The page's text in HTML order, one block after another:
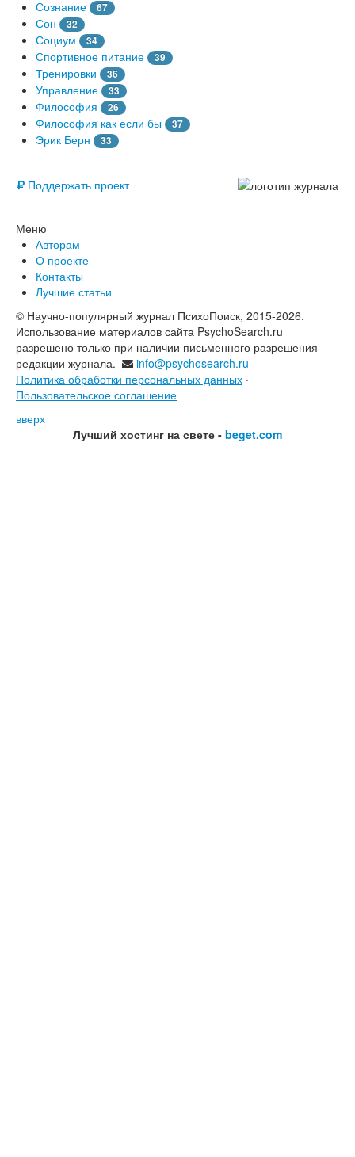
Сознание 67
Сон 32
Социум 34
Спортивное питание 39
Тренировки 36
Управление 33
Философия 26
Философия как если бы 37
Эрик Берн
33
Поддержать проект
Меню
Авторам
О проекте
Контакты
Лучшие статьи
© Научно-популярный журнал ПсихоПоиск, 2015-2026.
Использование материалов сайта PsychoSearch.ru
разрешено только при наличии письменного разрешения
редакции журнала.
info@psychosearch.ru
Политика обработки персональных данных ·
Пользовательское соглашение
вверх
Лучший хостинг на свете - beget.com